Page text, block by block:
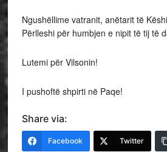
Ngushëllime vatranit, anëtarit të
Përlleshi për humbjen e nipit të tij të
Lutemi për Vilsonin!
I pushoftë shpirti në Paqe!
Share via:
Facebook Twitter